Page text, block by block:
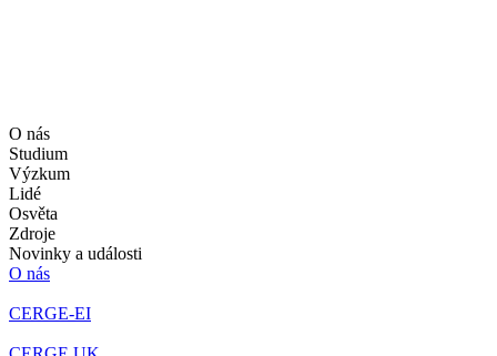
O nás
Studium
Výzkum
Lidé
Osvěta
Zdroje
Novinky a události
O nás
CERGE-EI